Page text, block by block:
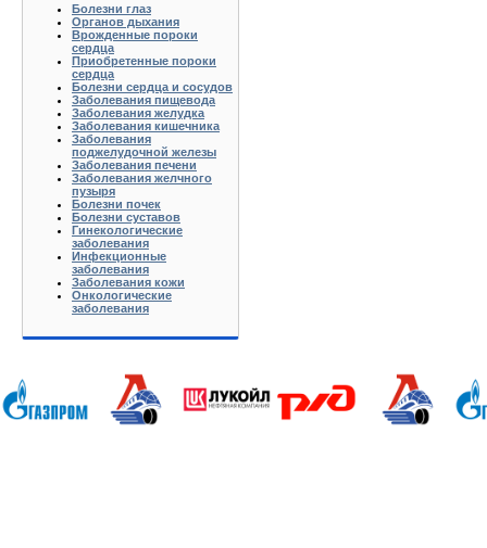
Болезни глаз
Органов дыхания
Врожденные пороки
сердца
Приобретенные пороки
сердца
Болезни сердца и сосудов
Заболевания пищевода
Заболевания желудка
Заболевания кишечника
Заболевания
поджелудочной железы
Заболевания печени
Заболевания желчного
пузыря
Болезни почек
Болезни суставов
Гинекологические
заболевания
Инфекционные
заболевания
Заболевания кожи
Онкологические
заболевания